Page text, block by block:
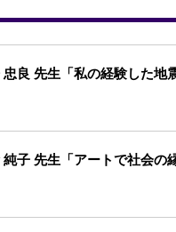
良 先生「私の経験した地
子 先生「アートで社会の